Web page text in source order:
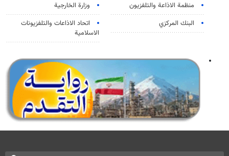
منظمة الاذاعة والتلفزیون
وزارة الخارجية
البنك المركزي
اتحاد الاذاعات والتلفزيونات
الاسلامية